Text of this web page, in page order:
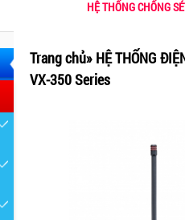
HỆ THỐNG CHỐNG
Trang chủ» HỆ THỐNG
VX-350 Series